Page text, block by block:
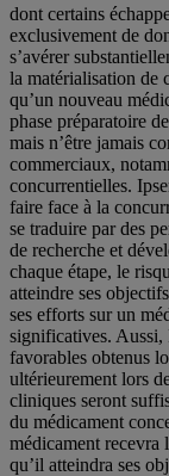
dont certains
exclusivement de
s’avérer
la matérialisation de
qu’un nouveau
phase préparatoire
mais n’être jamais
commerciaux,
concurrentielles.
faire face à la
se traduire par des
de recherche et
chaque étape, le
atteindre ses
ses efforts sur un
significatives. Aussi,
favorables obtenus
ultérieurement lors
cliniques seront
du médicament
médicament recevra
qu’il atteindra ses